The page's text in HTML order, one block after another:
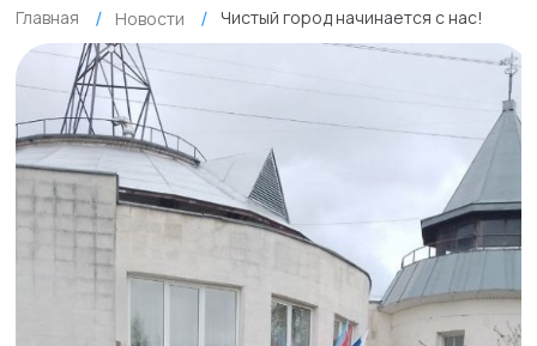
Главная Новости Чистый город начинается с нас!